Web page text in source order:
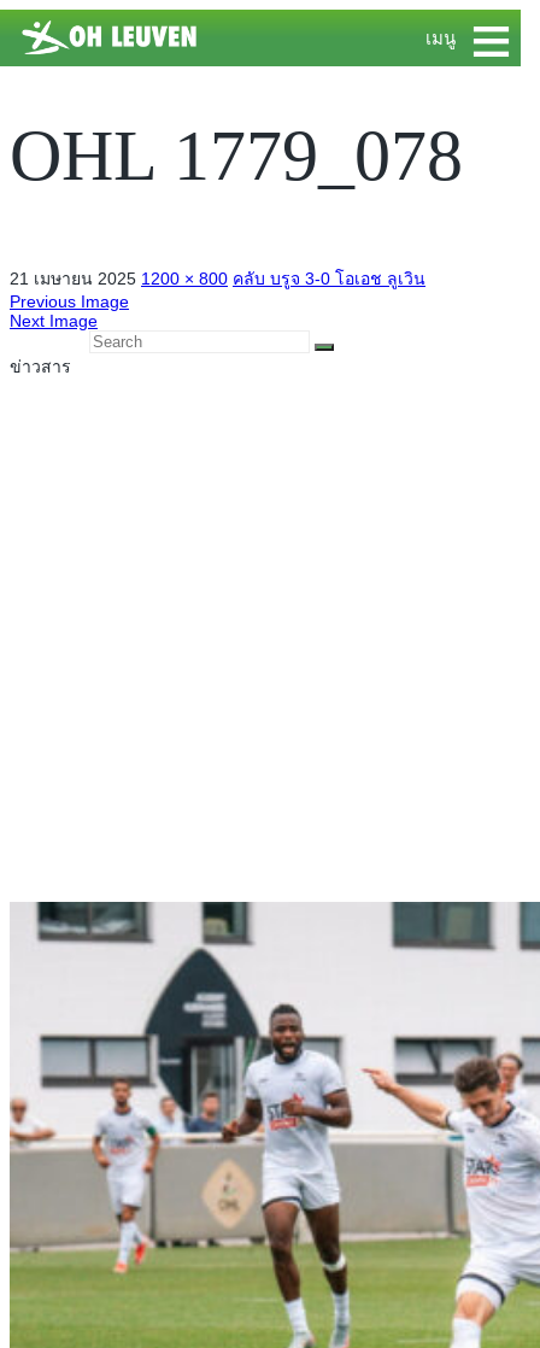
เมนู ≡
OHL 1779_078
21 เมษายน 2025 1200 × 800 คลับ บรูจ 3-0 โอเอช ลูเวิน
Previous Image
Next Image
ข่าวสาร